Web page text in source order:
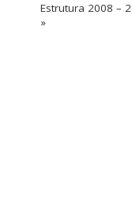
Estrutura 2008 –
»